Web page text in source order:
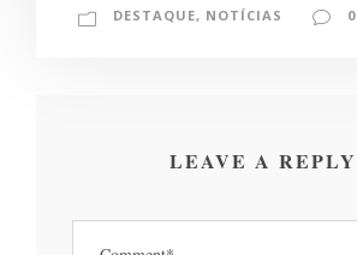
DESTAQUE, NOTÍCIAS 0
LEAVE A REPLY